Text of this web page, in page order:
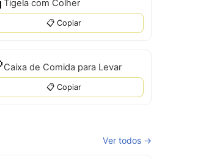
Tigela com Colher
📋 Copiar
Caixa de Comida para Levar
📋 Copiar
Ver todos →